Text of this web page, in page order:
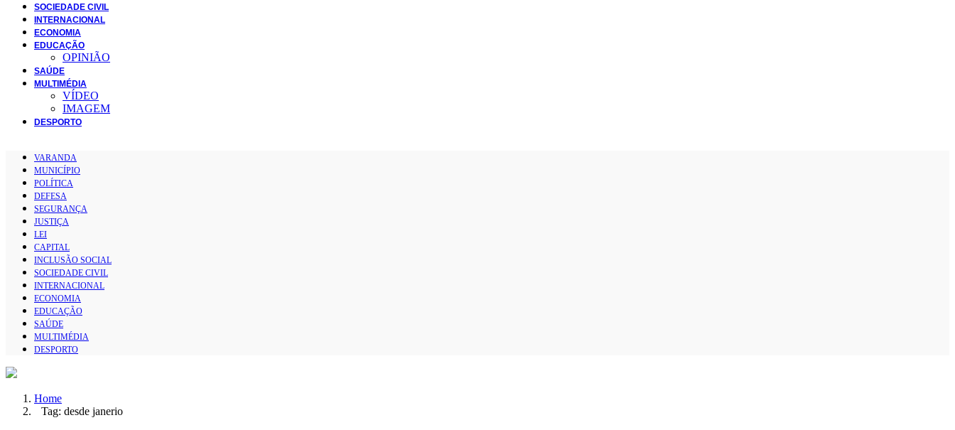
SOCIEDADE CIVIL
INTERNACIONAL
ECONOMIA
EDUCAÇÃO
OPINIÃO
SAÚDE
MULTIMÉDIA
VÍDEO
IMAGEM
DESPORTO
VARANDA
MUNICÍPIO
POLÍTICA
DEFESA
SEGURANÇA
JUSTIÇA
LEI
CAPITAL
INCLUSÃO SOCIAL
SOCIEDADE CIVIL
INTERNACIONAL
ECONOMIA
EDUCAÇÃO
SAÚDE
MULTIMÉDIA
DESPORTO
Home
Tag: desde janerio